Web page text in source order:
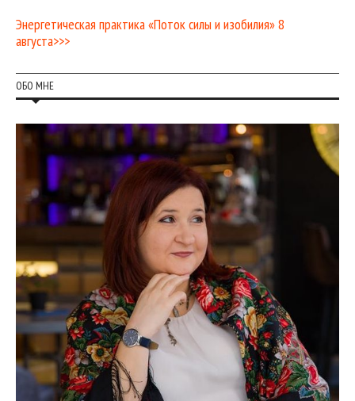
Энергетическая практика «Поток силы и изобилия» 8
августа>>>
ОБО МНЕ